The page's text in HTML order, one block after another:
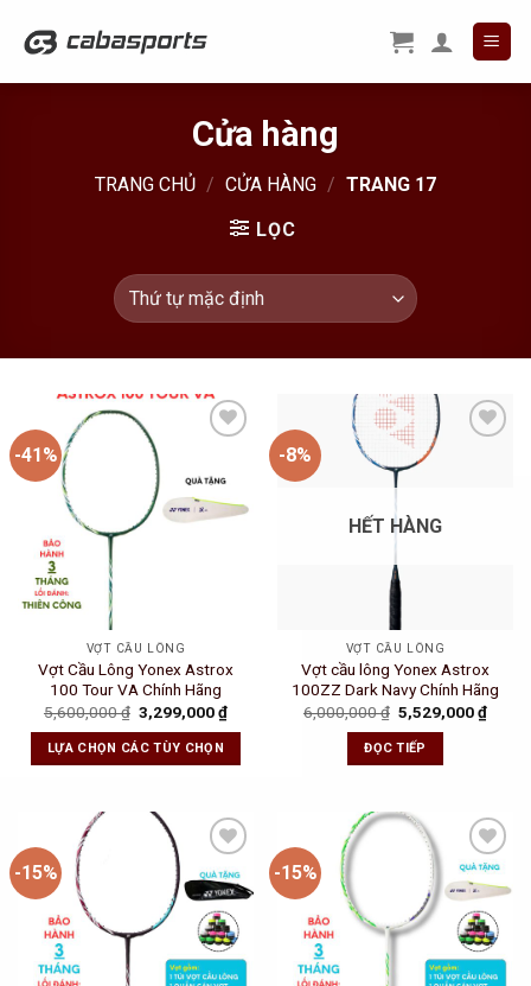
Cửa hàng
TRANG CHỦ / CỬA HÀNG / TRANG 17
LỌC
-41%
VỢT CẦU LÔNG
Vợt Cầu Lông Yonex Astrox
100 Tour VA Chính Hãng
5,600,000₫ Original
price
was:
5,600,000 ₫.
3,299,000₫Current
LỰA CHỌN CÁC TÙY CHỌN
-8%
HẾT HÀNG
VỢT CẦU LÔNG
Vợt cầu lông Yonex Astrox
100ZZ Dark Navy Chính Hãng
6,000,000₫ Original
price
was:
6,000,000 ₫.
5,529,000₫
ĐỌC TIẾP
-15%
Add to
Wishlist
-15%
Add to
Wishlist